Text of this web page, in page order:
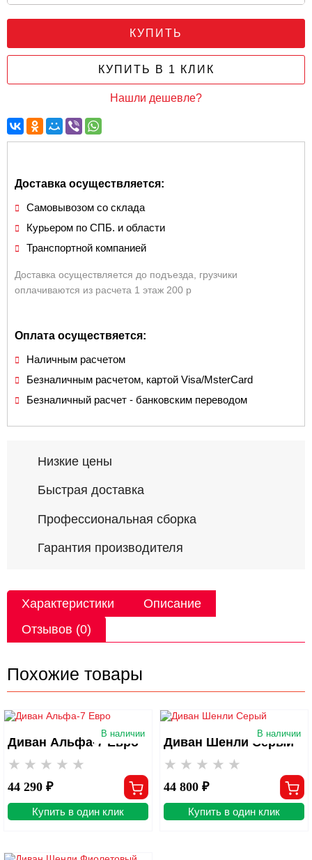
КУПИТЬ
КУПИТЬ В 1 КЛИК
Нашли дешевле?
Доставка осуществляется:
Самовывозом со склада
Курьером по СПБ. и области
Транспортной компанией
Доставка осуществляется до подъезда, грузчики
оплачиваются из расчета 1 этаж 200 р
Оплата осуществяется:
Наличным расчетом
Безналичным расчетом, картой Visa/MsterCard
Безналичный расчет - банковским переводом
Низкие цены
Быстрая доставка
Профессиональная сборка
Гарантия производителя
Характеристики
Описание
Отзывов (0)
Похожие товары
В наличии
Диван Альфа-7 Евро
44 290 ₽
Купить в один клик
В наличии
Диван Шенли Серый
44 800 ₽
Купить в один клик